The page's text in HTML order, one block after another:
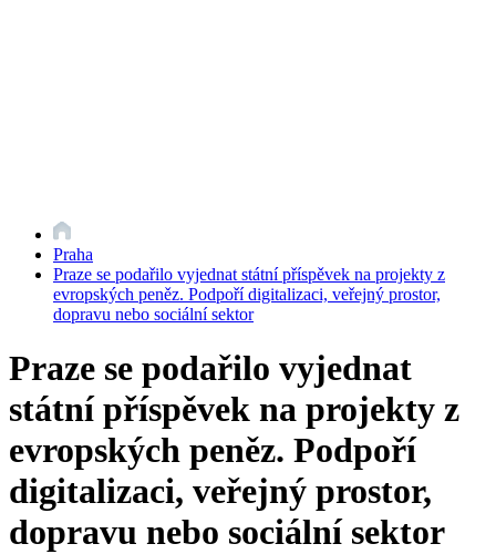
Praha
Praze se podařilo vyjednat státní příspěvek na projekty z
evropských peněz. Podpoří digitalizaci, veřejný prostor,
dopravu nebo sociální sektor
Praze se podařilo vyjednat
státní příspěvek na projekty z
evropských peněz. Podpoří
digitalizaci, veřejný prostor,
dopravu nebo sociální sektor